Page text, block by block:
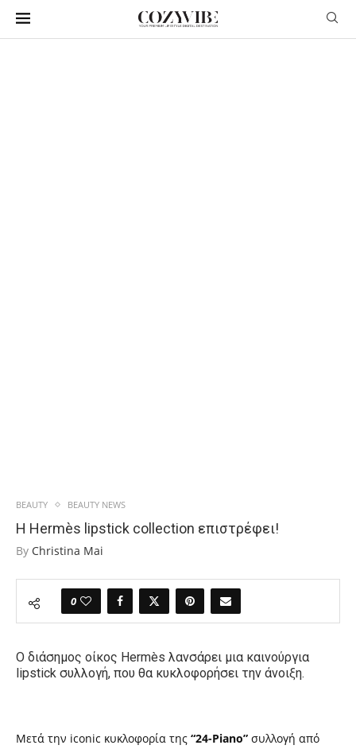
BEAUTY BEAUTY NEWS
Η Hermès lipstick collection επιστρέφει!
By Christina Mai
0
Ο διάσημος οίκος Hermès λανσάρει μια καινούργια
lipstick συλλογή, που θα κυκλοφορήσει την άνοιξη.
Μετά την iconic κυκλοφορία της “24-Piano” συλλογή από